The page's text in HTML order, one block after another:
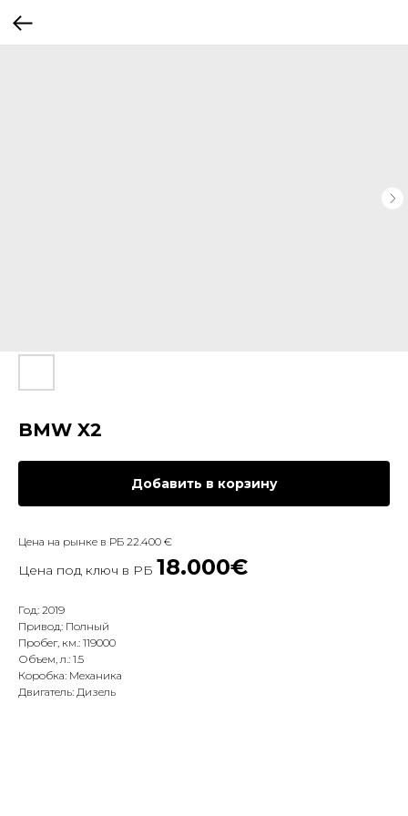
BMW X2
Добавить в корзину
Цена на рынке в РБ 22.400 €
Цена под ключ в РБ 18.000€
Год: 2019
Привод: Полный
Пробег, км.: 119000
Объем, л.: 1.5
Коробка: Механика
Двигатель: Дизель